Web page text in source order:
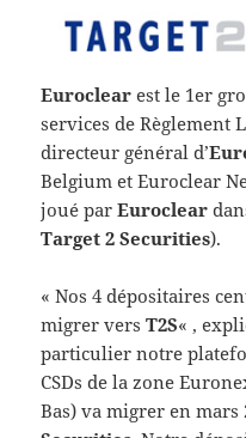
Euroclear est le 1er
services de Règlement
directeur général d’
Belgium et Euroclear
joué parEuroclear
Target 2 Securities).
« Nos 4 dépositaires
migrer versT2S« ,
particulier notre
CSDs de la zone
Bas) va migrer en mars